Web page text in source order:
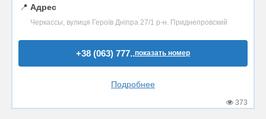
📍 Адрес
Черкассы, вулиця Героїв Дніпра 27/1 р-н. Приднепровский
+38 (063) 777..показать номер
Подробнее
373